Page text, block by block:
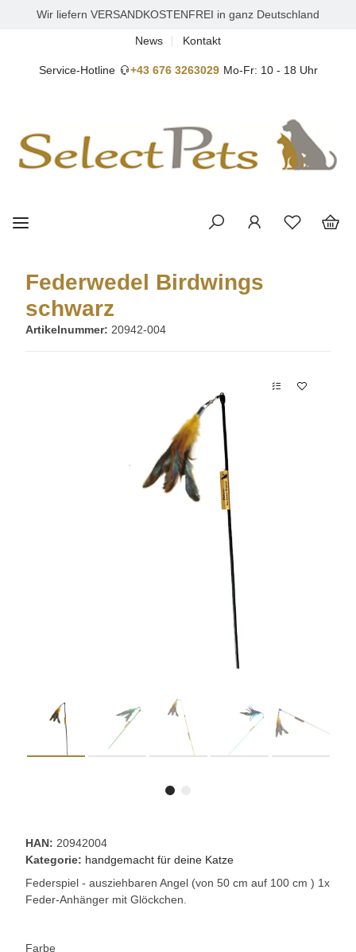
Wir liefern VERSANDKOSTENFREI in ganz Deutschland
News Kontakt
Service-Hotline +43 676 3263029 Mo-Fr: 10 - 18 Uhr
Federwedel Birdwings
schwarz
Artikelnummer: 20942-004
HAN: 20942004
Kategorie: handgemacht für deine Katze
Federspiel - ausziehbaren Angel (von 50 cm auf 100 cm ) 1x
Feder-Anhänger mit Glöckchen.
Farbe